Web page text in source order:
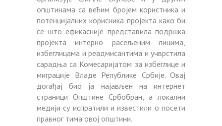
општинама са већим бројем користника и
потенцијалних корисника пројекта како би
се што ефикасније представила подршка
пројекта интерно расељеним лицима,
избеглицама и реадмисантима и учврстила
сарадња са Комесаријатом за избеглице и
миграције Владе Републике Србије. Овај
догађај био ја најављен на интернет
страници Општине Србобран, а локални
медији су испратили и известили о посети
правног тима овој општини.